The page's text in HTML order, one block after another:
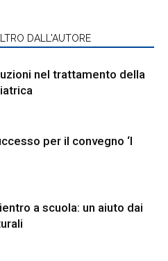
DALL'AUTORE
nel trattamento della
per il convegno ‘I
a scuola: un aiuto dai